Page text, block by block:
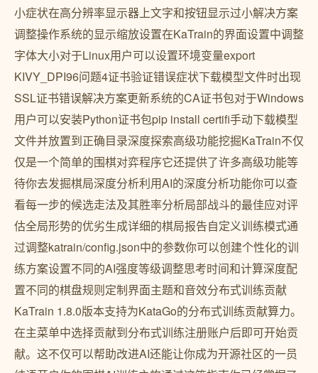
小症状在高分辨率显示器上文字和按钮显示过小解决方案
调整操作系统的显示缩放设置在KaTrain的界面设置中调整
字体大小对于Linux用户可以设置环境变量export
KIVY_DPI96问题4证书验证错误症状下载模型文件时出现
SSL证书错误解决方案更新系统的CA证书包对于Windows
用户可以安装Python证书包pip install certifi手动下载模型
文件并放置到正确目录深度探索高级功能挖掘KaTrain不仅
仅是一个简单的围棋对弈程序它还提供了许多高级功能等
待你去发掘棋局深度分析利用AI的深度分析功能你可以查
看每一步的候选走法及其胜率分析局部战斗的最佳应对评
估全局形势的优劣生成详细的棋局报告自定义训练模式通
过调整katrain/config.json中的参数你可以创建个性化的训
练方案设置不同的AI强度等级调整思考时间和计算深度配
置不同的棋盘规则定制界面主题和音效分布式训练贡献
KaTrain 1.8.0版本支持为KataGo的分布式训练贡献算力。
在主菜单中选择贡献到分布式训练注册账户后即可开始贡
献。这不仅可以帮助改进AI还能让你成为开源社区的一员